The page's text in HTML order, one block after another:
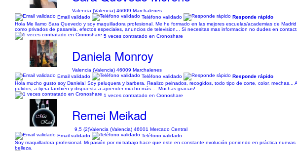
Valencia (Valencia) 46009 Marchalenes
Email validado
Teléfono validado
Responde rápido
Hola Me llamo Sara Quevedo y soy maquilladora profesional. Me he formado en las mejores escuelas/academias de
como privados de pasarela, efectos especiales, anuncios de television... Si necesitas mas informacion no dudes en
5 veces contratado en Cronoshare
Daniela Monroy
Valencia (Valencia) 46009 Marchalenes
Email validado
Teléfono validado
Responde rápido
Hola mucho gusto soy Daniela! Soy peluquera y barbera. Realizo peinados, recogidos, todo tipo de corte, color,
pulidos; a tijera también y dispuesta a aprender mucho más.... Muchas gracias!
1 veces contratado en Cronoshare
Remei Meikad
9,5 (2)Valencia (Valencia) 46001 Mercado Central
Email validado
Teléfono validado
Soy maquilladora profesional. Mi pasión por mi trabajo hace que este en constante evolución poniendo en práctica
belleza.